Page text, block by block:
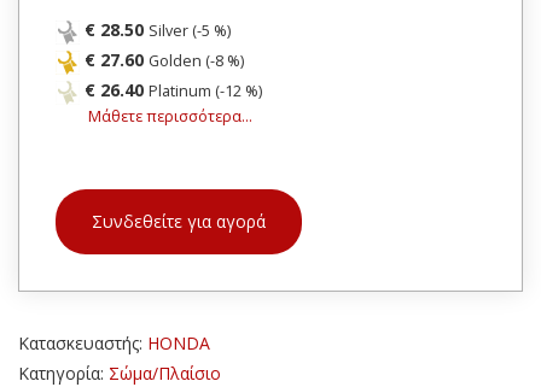
€ 28.50 Silver (-5 %)
€ 27.60 Golden (-8 %)
€ 26.40 Platinum (-12 %)
Μάθετε περισσότερα...
Συνδεθείτε για αγορά
Κατασκευαστής: HONDA
Κατηγορία: Σώμα/Πλαίσιο